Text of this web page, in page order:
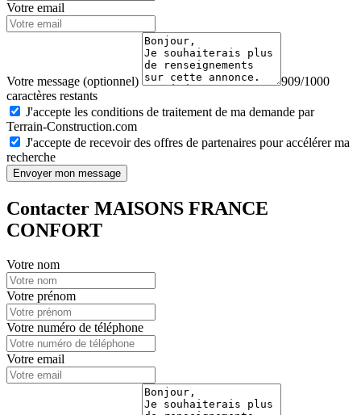
Votre email
Votre message (optionnel)
909/1000
caractères restants
J'accepte les conditions de traitement de ma demande par
Terrain-Construction.com
J'accepte de recevoir des offres de partenaires pour accélérer ma
recherche
Envoyer mon message
Contacter MAISONS FRANCE
CONFORT
Votre nom
Votre prénom
Votre numéro de téléphone
Votre email